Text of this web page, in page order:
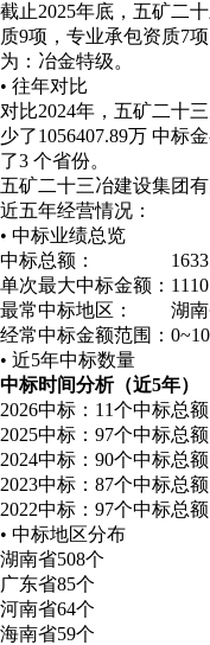
截止2025年底，五矿二
质9项，专业承包资质7
为：冶金特级。
• 往年对比
对比2024年，五矿二十
少了1056407.89万 中标
了3 个省份。
五矿二十三冶建设集团有
近五年经营情况：
• 中标业绩总览
中标总额：
单次最大中标金额：
最常中标地区：
湖
经常中标金额范围：
• 近5年中标数量
中标时间分析（近5年）
2026中标：11个中标总
2025中标：97个中标总额
2024中标：90个中标总额
2023中标：87个中标总额
2022中标：97个中标总额
• 中标地区分布
湖南省508个
广东省85个
河南省64个
海南省59个